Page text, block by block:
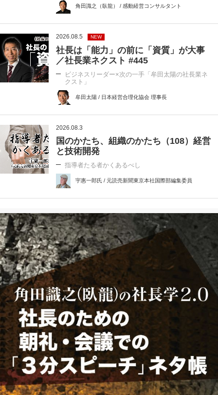
角田識之（臥龍） / 感動経営コンサルタント
2026.08.5 NEW
社長は「能力」の前に「資質」が大事
／社長業ネクスト #445
ビジネスリーダー×次の一手「牟田太陽の社長業ネ
クスト」
牟田太陽 / 日本経営合理化協会 理事長
2026.08.3
国のかたち、組織のかたち（108）経営
と技術開発
指導者たる者かくあるべし
宇惠一郎氏 / 元読売新聞東京本社国際部編集委員